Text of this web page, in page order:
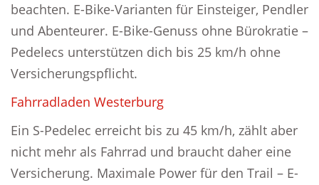
beachten. E-Bike-Varianten für Einsteiger, Pendler
und Abenteurer. E-Bike-Genuss ohne Bürokratie –
Pedelecs unterstützen dich bis 25 km/h ohne
Versicherungspflicht.
Fahrradladen Westerburg
Ein S-Pedelec erreicht bis zu 45 km/h, zählt aber
nicht mehr als Fahrrad und braucht daher eine
Versicherung. Maximale Power für den Trail – E-